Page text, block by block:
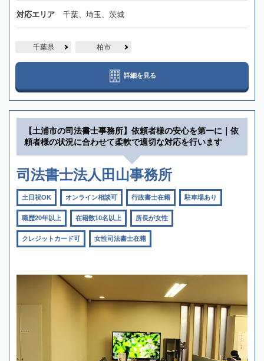
対応エリア 千葉、埼玉、茨城
千葉県 柏市
詳細を見る
【土浦市の司法書士事務所】依頼者様の安心を第一に｜依
頼者様の状況に合わせて柔軟で適切な対応を行います
司法書士法人田山事務所
土日祝OK オンライン相談可 行政書士在籍 駐車場あり
職歴20年以上 在籍数10名以上 所長が女性
クレジットカード可 女性司法書士在籍